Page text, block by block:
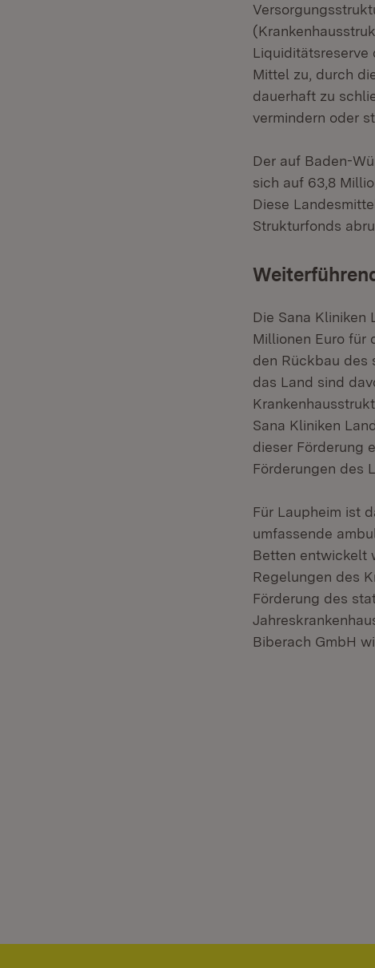
Liquiditätsreserve
Mittel zu, durch
dauerhaft zu
vermindern oder
Der auf Baden-
sich auf 63,8
Diese
Strukturfonds
Die Sana Kliniken
Millionen Euro für
den Rückbau des
das Land sind
Sana Kliniken
dieser Förderung
Förderungen des
Für Laupheim ist
umfassende
Betten entwickelt
Regelungen des
Förderung des
Biberach GmbH